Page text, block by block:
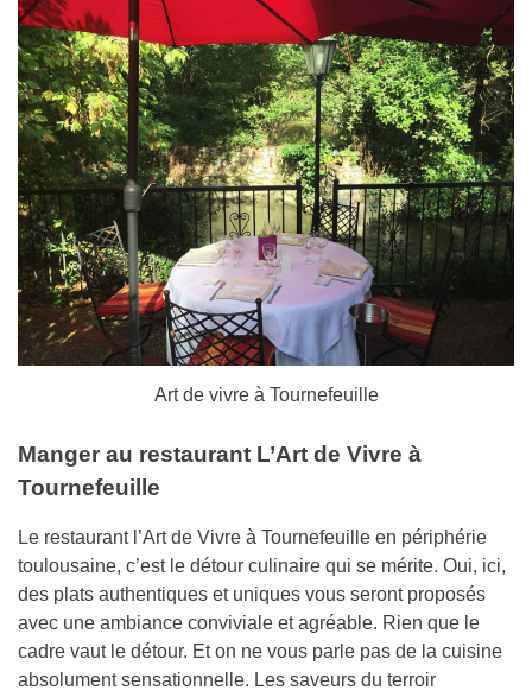
Art de vivre à Tournefeuille
Manger au restaurant L’Art de Vivre à
Tournefeuille
Le restaurant l’Art de Vivre à Tournefeuille en périphérie
toulousaine, c’est le détour culinaire qui se mérite. Oui, ici,
des plats authentiques et uniques vous seront proposés
avec une ambiance conviviale et agréable. Rien que le
cadre vaut le détour. Et on ne vous parle pas de la cuisine
absolument sensationnelle. Les saveurs du terroir